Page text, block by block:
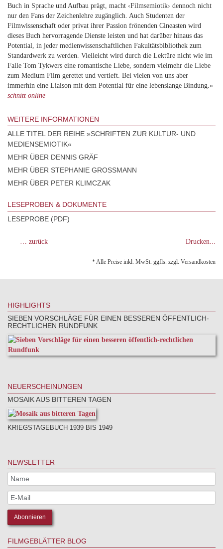
Buch in Sprache und Aufbau prägt, macht ‹Filmsemiotik› dennoch nicht
nur den Fans der Zeichenlehre zugänglich. Auch Studenten der
Filmwissenschaft oder privat ihrer Passion frönenden Cineasten wird
dieses Buch hervorragende Dienste leisten und hat darüber hinaus das
Potential, in jeder medienwissenschaftlichen Fakultätsbibliothek zum
Standardwerk zu werden. Vielleicht wird durch die Lektüre nicht wie im
Falle Tom Tykwers eine romantische Liebe, sondern vielmehr die Liebe
zum Medium Film gerettet und vertieft. Bei vielen von uns aber
immerhin eine Liaison mit dem Potential für eine lebenslange Bindung.»
schnitt online
WEITERE INFORMATIONEN
ALLE TITEL DER REIHE »SCHRIFTEN ZUR KULTUR- UND
MEDIENSEMIOTIK«
MEHR ÜBER DENNIS GRÄF
MEHR ÜBER STEPHANIE GROSSMANN
MEHR ÜBER PETER KLIMCZAK
LESEPROBEN & DOKUMENTE
LESEPROBE (PDF)
… zurück Drucken...
* Alle Preise inkl. MwSt. ggfls. zzgl. Versandkosten
HIGHLIGHTS
SIEBEN VORSCHLÄGE FÜR EINEN BESSEREN ÖFFENTLICH-
RECHTLICHEN RUNDFUNK
NEUERSCHEINUNGEN
MOSAIK AUS BITTEREN TAGEN
KRIEGSTAGEBUCH 1939 BIS 1949
NEWSLETTER
FILMGEBLÄTTER BLOG